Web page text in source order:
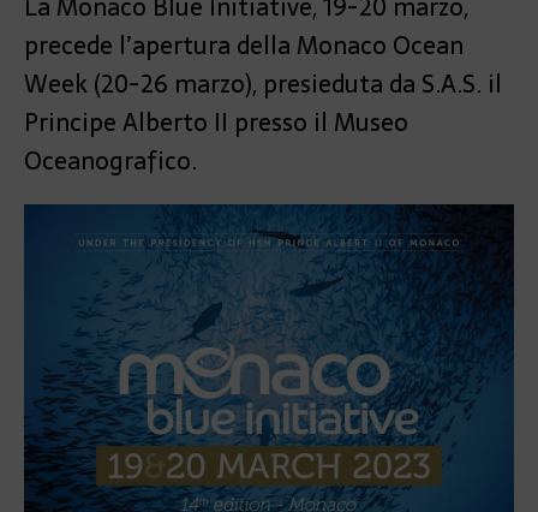
precede l’apertura della Monaco Ocean
Week (20-26 marzo), presieduta da S.A.S. il
Principe Alberto II presso il Museo
Oceanografico.